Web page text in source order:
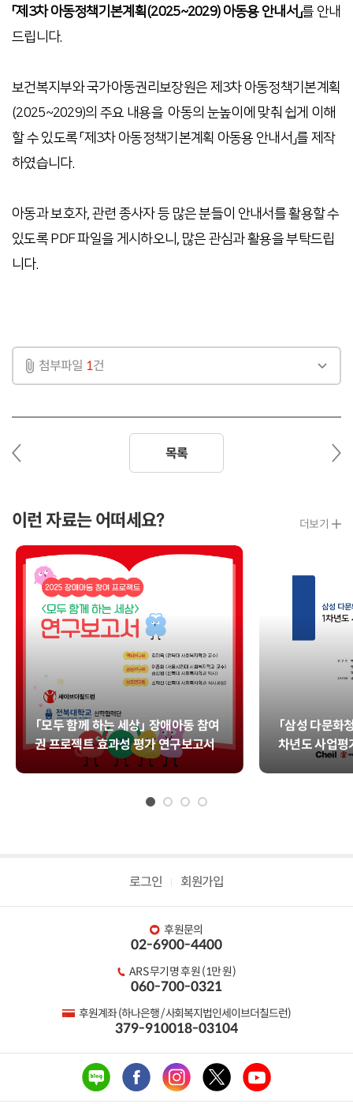
「제3차 아동정책기본계획(2025~2029) 아동용 안내서」를 안내
드립니다.
보건복지부와 국가아동권리보장원은 제3차 아동정책기본계획
(2025~2029)의 주요 내용을 아동의 눈높이에 맞춰 쉽게 이해
할 수 있도록 「제3차 아동정책기본계획 아동용 안내서」를 제작
하였습니다.
아동과 보호자, 관련 종사자 등 많은 분들이 안내서를 활용할 수
있도록 PDF 파일을 게시하오니, 많은 관심과활용을 부탁드립
니다.
첨부파일 1건
목록
이런 자료는 어떠세요? 더보기
「모두 함께 하는 세상」 장애아동 참여
권 프로젝트 효과성 평가 연구보고서
「삼성 다문화
차년도 사업평
로그인 회원가입
후원문의
02-6900-4400
ARS 무기명 후원 (1만 원)
060-700-0321
후원계좌 (하나은행 / 사회복지법인세이브더칠드런)
379-910018-03104